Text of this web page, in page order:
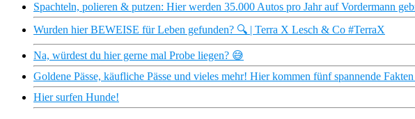
Spachteln, polieren & putzen: Hier werden 35.000 Autos pro Jahr auf Vordermann
Wurden hier BEWEISE für Leben gefunden? 🔍 | Terra X Lesch & Co #TerraX
Na, würdest du hier gerne mal Probe liegen? 😅
Goldene Pässe, käufliche Pässe und vieles mehr! Hier kommen fünf spannende Fakten
Hier surfen Hunde!